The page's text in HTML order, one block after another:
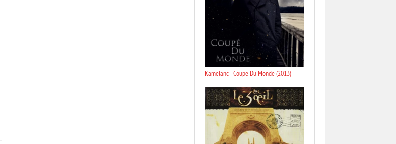
Kamelanc - Coupe Du Monde (2013)